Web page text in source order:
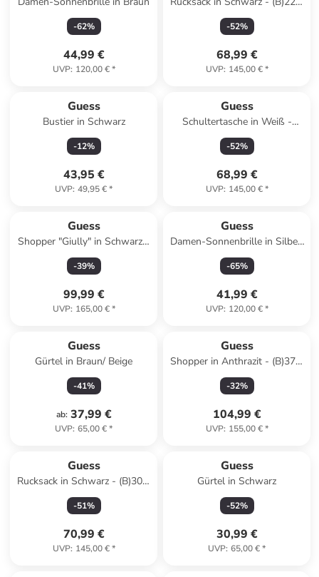
-62%
44,99 €
UVP: 120,00 €*
(H)32 x (T)12 cm
-52%
68,99 €
UVP: 145,00 €*
Guess
Bustier in Schwarz
-12%
43,95 €
UVP: 49,95 €*
Guess
Schultertasche in Weiß -
(B)28 x (H)24 x (T)10 cm
-52%
68,99 €
UVP: 145,00 €*
Guess
Shopper "Giully" in Schwarz -
(B)41 x (H)34 x (T)17 cm
-39%
99,99 €
UVP: 165,00 €*
Guess
Damen-Sonnenbrille in Silber/
Grau
-65%
41,99 €
UVP: 120,00 €*
Guess
Gürtel in Braun/ Beige
-41%
ab: 37,99 €
UVP: 65,00 €*
Guess
Shopper in Anthrazit - (B)37 x
(H)26 x (T)10 cm
-32%
104,99 €
UVP: 155,00 €*
Guess
Rucksack in Schwarz - (B)30 x
(H)26 x (T)9 cm
-51%
70,99 €
UVP: 145,00 €*
Guess
Gürtel in Schwarz
-52%
30,99 €
UVP: 65,00 €*